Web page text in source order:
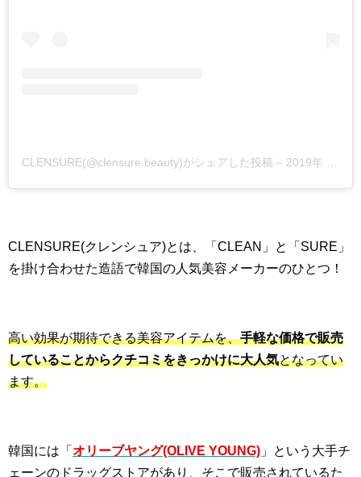
CLENSURE(@clensure.beauty)がシェアした投稿 – 2019年 5月月14日午後8時26分PDT
CLENSURE(クレンシュア)とは、「CLEAN」と「SURE」
を掛け合わせた造語で韓国の人気美容メーカーのひとつ！
高い効果が期待できる美容アイテムを、手軽な価格で販売
していることからクチコミをきっかけに大人気となってい
ます。
韓国には「 オリーブヤング(OLIVE YOUNG) 」という大手チ
ェーンのドラッグストアがあり、そこで販売されているた